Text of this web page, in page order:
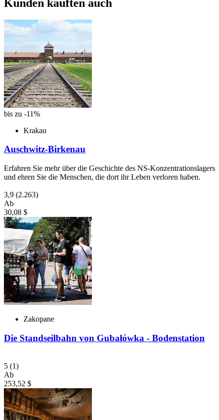
Kunden kauften auch
bis zu -11%
Krakau
Auschwitz-Birkenau
Erfahren Sie mehr über die Geschichte des NS-Konzentrationslagers
und ehren Sie die Menschen, die dort ihr Leben verloren haben.
3,9 (2.263)
Ab
30,08 $
Zakopane
Die Standseilbahn von Gubałówka - Bodenstation
5 (1)
Ab
253,52 $